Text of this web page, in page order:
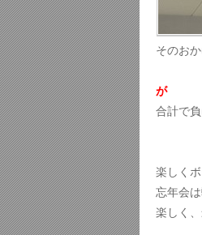
そのお
が
合計で
楽しく
忘年会
楽しく